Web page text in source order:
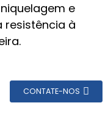
e
resistência à
CONTATE-NOS